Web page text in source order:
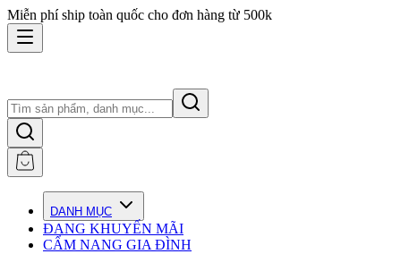
Miễn phí ship toàn quốc cho đơn hàng từ 500k
DANH MỤC
ĐANG KHUYẾN MÃI
CẨM NANG GIA ĐÌNH